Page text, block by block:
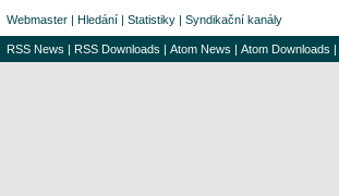
Webmaster | Hledání | Statistiky | Syndikační kanály
RSS News | RSS Downloads | Atom News | Atom Downloads |